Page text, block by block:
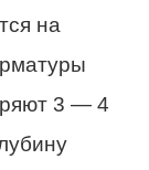
на
3 — 4